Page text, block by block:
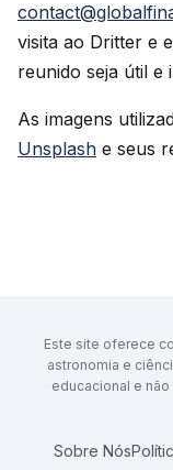
visita ao Dritter e
reunido seja útil e
As imagens
Unsplash e seus
Este site oferece
astronomia e
educacional e
Sobre Nós